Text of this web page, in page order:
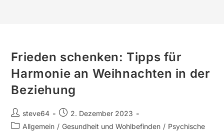
Frieden schenken: Tipps für
Harmonie an Weihnachten in der
Beziehung
steve64
2. Dezember 2023
Allgemein / Gesundheit und Wohlbefinden / Psychische